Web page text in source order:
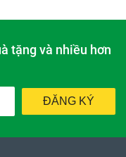
tặng và nhiều hơn
ĐĂNG KÝ